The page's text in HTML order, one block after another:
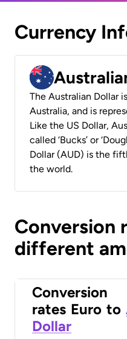
Currency
The Australian Dollar
Australia, and is
Like the US Dollar,
called ‘Bucks’ or
Dollar (AUD) is the
the world.
Conversion
different
Conversion
rates Euro to
Dollar